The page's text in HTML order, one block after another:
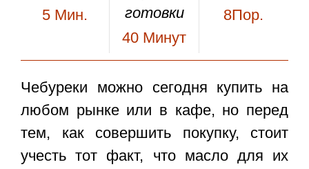
5 Мин.
готовки
40 Минут
8Пор.
Чебуреки можно сегодня купить на
любом рынке или в кафе, но перед
тем, как совершить покупку, стоит
учесть тот факт, что масло для их